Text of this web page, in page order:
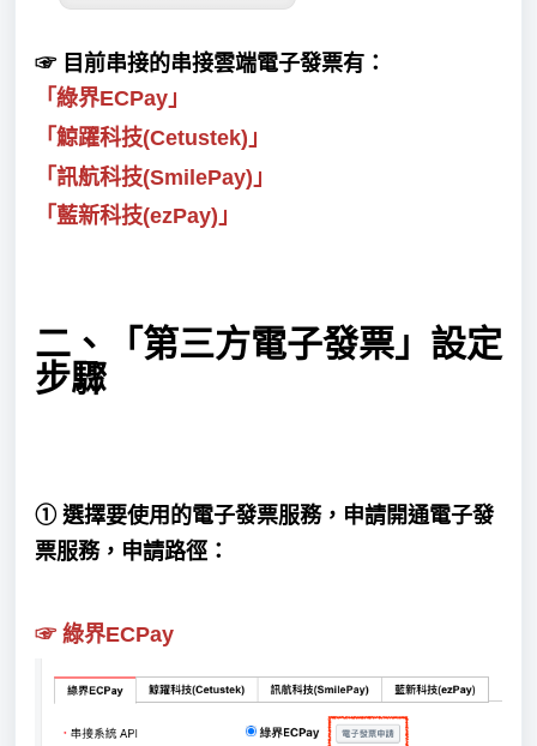
☞ 目前串接的串接雲端電子發票有：
「綠界ECPay」
「鯨躍科技(Cetustek)」
「訊航科技(SmilePay)」
「藍新科技(ezPay)」
二、「第三方電子發票」設定
步驟
① 選擇要使用的電子發票服務，申請開通電子發
票服務，申請路徑：
☞ 綠界ECPay